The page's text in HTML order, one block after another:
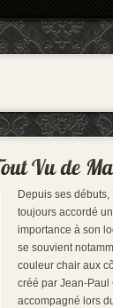
Depuis ses
toujours accordé
importance à son
se souvient
couleur chair aux
créé par Jean-Paul
accompagné lors